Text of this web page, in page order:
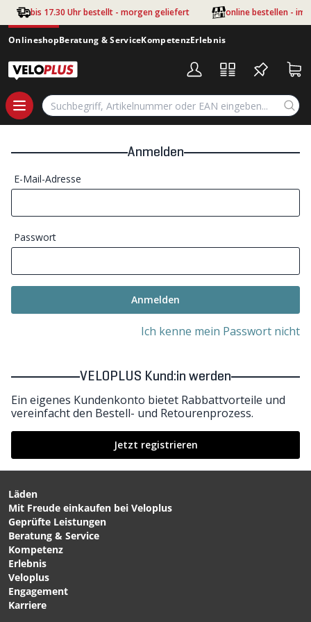
Zum Hauptinhalt springen
bis 17.30 Uhr bestellt - morgen geliefert online bestellen - im
OnlineshopBeratung & ServiceKompetenzErlebnis
Anmelden
E-Mail-Adresse
Passwort
Anmelden
Ich kenne mein Passwort nicht
VELOPLUS Kund:in werden
Ein eigenes Kundenkonto bietet Rabbattvorteile und
vereinfacht den Bestell- und Retourenprozess.
Jetzt registrieren
Läden
Mit Freude einkaufen bei Veloplus
Geprüfte Leistungen
Beratung & Service
Kompetenz
Erlebnis
Veloplus
Engagement
Karriere